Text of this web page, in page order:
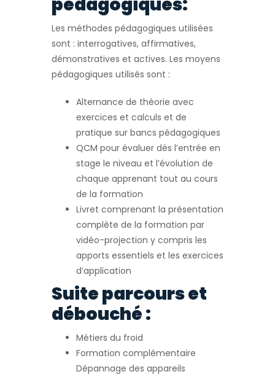
Les méthodes pédagogiques utilisées
sont : interrogatives, affirmatives,
démonstratives et actives. Les moyens
pédagogiques utilisés sont :
Alternance de théorie avec
exercices et calculs et de
pratique sur bancs pédagogiques
QCM pour évaluer dès l’entrée en
stage le niveau et l’évolution de
chaque apprenant tout au cours
de la formation
Livret comprenant la présentation
complète de la formation par
vidéo-projection y compris les
apports essentiels et les exercices
d’application
Suite parcours et
débouché :
Métiers du froid
Formation complémentaire
Dépannage des appareils